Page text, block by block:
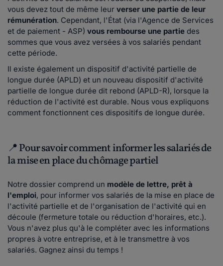
vous devez tout de même leur verser une partie de leur
rémunération. Cependant, l'État (via l'Agence de Services
et de paiement - ASP) vous rembourse une partie des
sommes que vous avez versées à vos salariés pendant
cette période.
Il existe également un dispositif d'activité partielle de
longue durée (APLD) et un nouveau dispositif d'activité
partielle de longue durée dit rebond (APLD-R), lorsque la
réduction de l'activité est durable. Nous vous expliquons
comment fonctionnent ces dispositifs de longue durée.
📍 Pour savoir comment informer les salariés de
la mise en place du chômage partiel
Notre dossier comprend un modèle de lettre, prêt à
l'emploi, pour informer vos salariés de la mise en place de
l'activité partielle et de l'organisation de l'activité qui en
découle (fermeture totale ou réduction d'horaires, etc.).
Vous n'avez plus qu'à le compléter avec les informations
propres à votre entreprise, et à le transmettre à vos
salariés. Gagnez ainsi du temps !